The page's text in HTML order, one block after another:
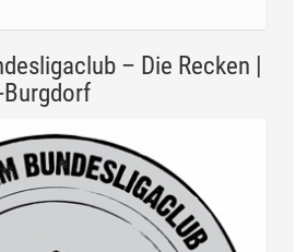
– Die Recken |
Burgdorf